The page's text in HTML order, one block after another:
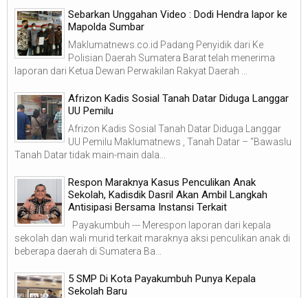
Sebarkan Unggahan Video : Dodi Hendra lapor ke
Mapolda Sumbar
Maklumatnews.co.id Padang Penyidik dari Ke
Polisian Daerah Sumatera Barat telah menerima
laporan dari Ketua Dewan Perwakilan Rakyat Daerah ...
Afrizon Kadis Sosial Tanah Datar Diduga Langgar
UU Pemilu
Afrizon Kadis Sosial Tanah Datar Diduga Langgar
UU Pemilu Maklumatnews , Tanah Datar – “Bawaslu
Tanah Datar tidak main-main dala...
Respon Maraknya Kasus Penculikan Anak
Sekolah, Kadisdik Dasril Akan Ambil Langkah
Antisipasi Bersama Instansi Terkait
Payakumbuh --- Merespon laporan dari kepala
sekolah dan wali murid terkait maraknya aksi penculikan anak di
beberapa daerah di Sumatera Ba...
5 SMP Di Kota Payakumbuh Punya Kepala
Sekolah Baru